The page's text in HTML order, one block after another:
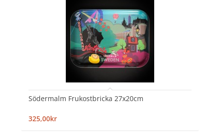
Södermalm Frukostbricka 27x20cm
325,00kr